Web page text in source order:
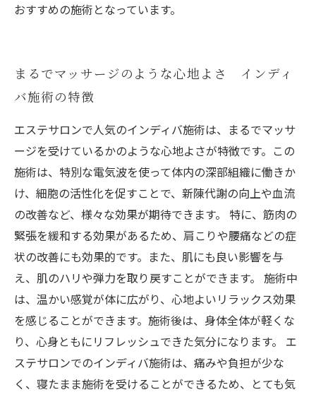
おすすめの施術となっています。
まるでマッサージのような心地よさ インディ
バ施術の特徴
エステサロンで人気のインディバ施術は、まるでマッサ
ージを受けているかのような心地よさが特徴です。この
施術は、特別な電気波を使って体内の深部組織に働きか
け、細胞の活性化を促すことで、新陳代謝の向上や血流
の改善など、様々な効果が期待できます。 特に、筋肉の
緊張を緩和する効果があるため、肩こりや腰痛などの症
状の改善にも効果的です。また、肌にも良い影響を与
え、肌のハリや弾力を取り戻すことができます。 施術中
は、温かい感覚が体に広がり、心地よいリラックス効果
を感じることができます。施術後は、身体全体が軽くな
り、心身ともにリフレッシュできた気分になります。 エ
ステサロンでのインディバ施術は、痛みや負担が少な
く、寝たまま施術を受けることができるため、とても気